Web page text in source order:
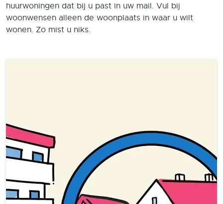
huurwoningen dat bij u past in uw mail. Vul bij
woonwensen alleen de woonplaats in waar u wilt
wonen. Zo mist u niks.